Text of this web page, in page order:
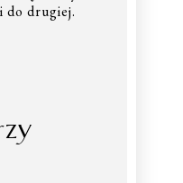
do drugiej.